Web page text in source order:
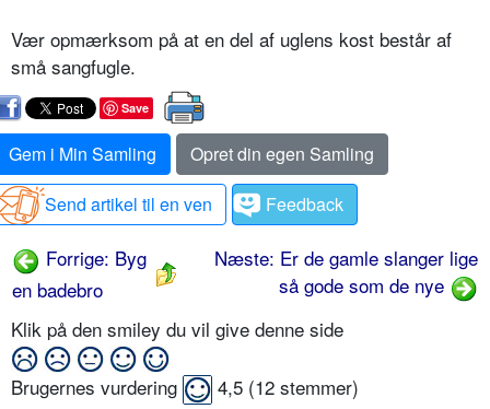
Vær opmærksom på at en del af uglens kost består af
små sangfugle.
Save
Gem i Min Samling
Opret din egen Samling
Send artikel til en ven
Feedback
Forrige: Byg
en badebro
Næste: Er de gamle slanger lige
så gode som de nye
Klik på den smiley du vil give denne side
Brugernes vurdering 4,5 (12 stemmer)